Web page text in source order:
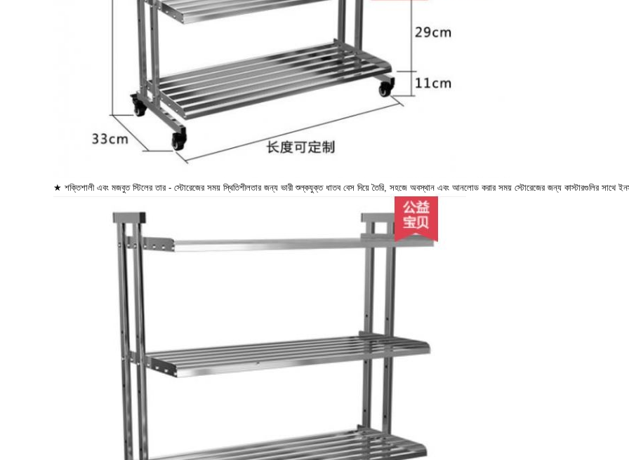
★ শক্তিশালী এবং মজবুত স্টিলের তার - স্টোরেজের সময় স্থিতিশীলতার জন্য ভারী শুল্কযুক্ত ধাতব বেস দিয়ে তৈরি, সহজে অবস্থান এবং আনলোড করার সময় স্টোরেজের জন্য কাস্টারগুলির সাথে